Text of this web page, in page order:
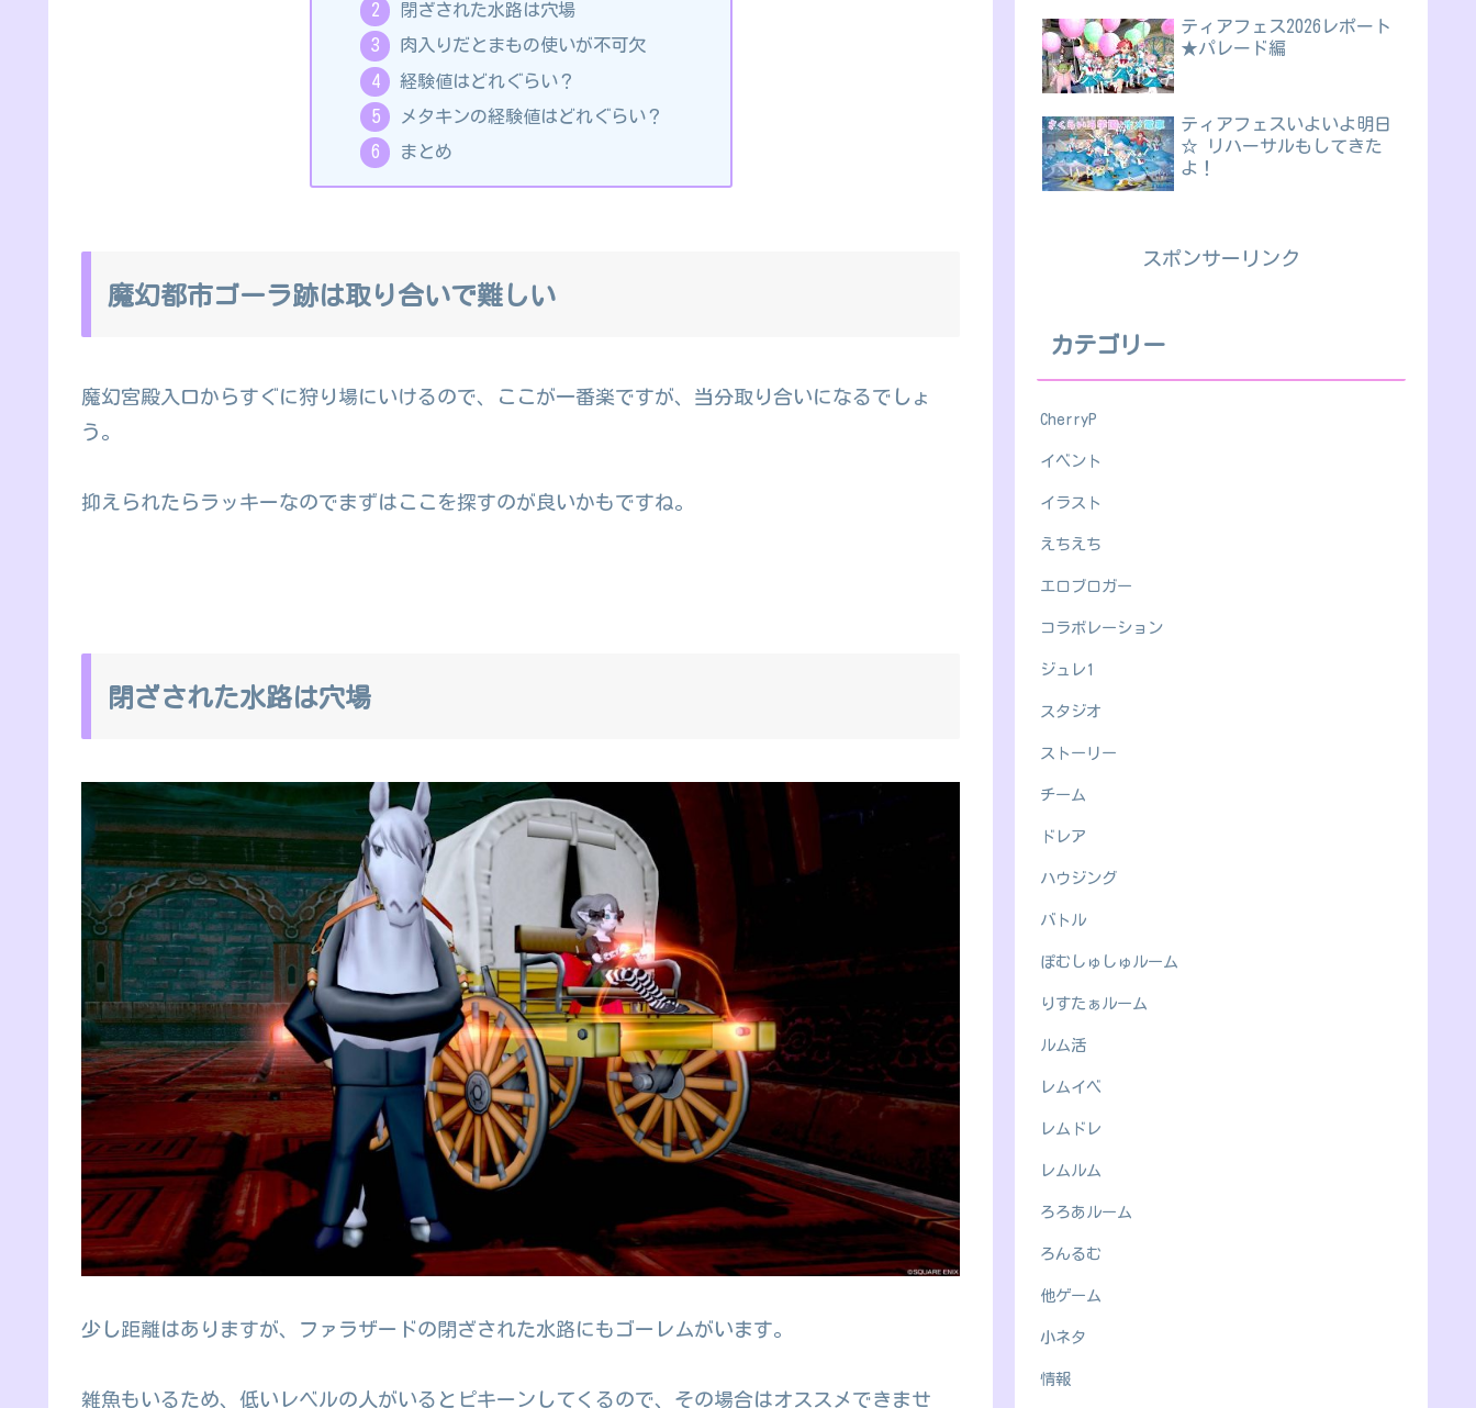
閉ざされた水路は穴場
肉入りだとまもの使いが不可欠
経験値はどれぐらい？
メタキンの経験値はどれぐらい？
まとめ
魔幻都市ゴーラ跡は取り合いで難しい
魔幻宮殿入口からすぐに狩り場にいけるので、ここが一番楽ですが、当分取り合いになるでしょ
う。
抑えられたらラッキーなのでまずはここを探すのが良いかもですね。
閉ざされた水路は穴場
少し距離はありますが、ファラザードの閉ざされた水路にもゴーレムがいます。
雑魚もいるため、低いレベルの人がいるとピキーンしてくるので、その場合はオススメできませ
ティアフェス2026レポート
★パレード編
ティアフェスいよいよ明日
☆ リハーサルもしてきた
よ！
スポンサーリンク
カテゴリー
CherryP
イベント
イラスト
えちえち
エロブロガー
コラボレーション
ジュレ1
スタジオ
ストーリー
チーム
ドレア
ハウジング
バトル
ぽむしゅしゅルーム
りすたぁルーム
ルム活
レムイベ
レムドレ
レムルム
ろろあルーム
ろんるむ
他ゲーム
小ネタ
情報